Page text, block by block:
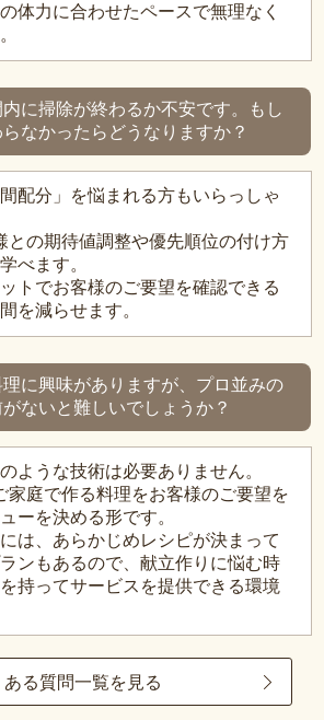
体力に合わせたペースで無理なく
内に掃除が終わるか不安です。もし
なかったらどうなりますか？
配分」を悩まれる方もいらっしゃ
との期待値調整や優先順位の付け方
べます。
トでお客様のご要望を確認できる
を減らせます。
理に興味がありますが、プロ並みの
がないと難しいでしょうか？
ような技術は必要ありません。
家庭で作る料理をお客様のご要望を
ーを決める形です。
は、あらかじめレシピが決まって
ンもあるので、献立作りに悩む時
持ってサービスを提供できる環境
ある質問一覧を見る